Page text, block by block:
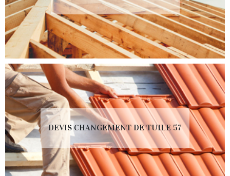
DEVIS CHANGEMENT DE TUILE 57